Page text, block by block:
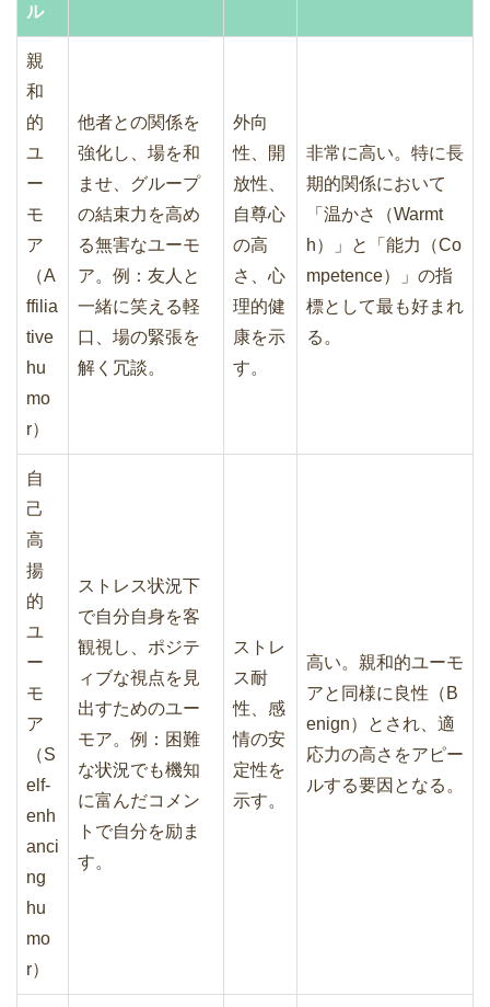
ル
親
和
的
ユ
ー
モ
ア
（A
ffilia
tive
hu
mo
r）
他者との関係を
強化し、場を和
ませ、グループ
の結束力を高め
る無害なユーモ
ア。例：友人と
一緒に笑える軽
口、場の緊張を
解く冗談。
外向
性、開
放性、
自尊心
の高
さ、心
理的健
康を示
す。
非常に高い。特に長
期的関係において
「温かさ（Warmt
h）」と「能力（Co
mpetence）」の指
標として最も好まれ
る。
自
己
高
揚
的
ユ
ー
モ
ア
（S
elf-
enh
anci
ng
hu
mo
r）
ストレス状況下
で自分自身を客
観視し、ポジテ
ィブな視点を見
出すためのユー
モア。例：困難
な状況でも機知
に富んだコメン
トで自分を励ま
す。
ストレ
ス耐
性、感
情の安
定性を
示す。
高い。親和的ユーモ
アと同様に良性（B
enign）とされ、適
応力の高さをアピー
ルする要因となる。